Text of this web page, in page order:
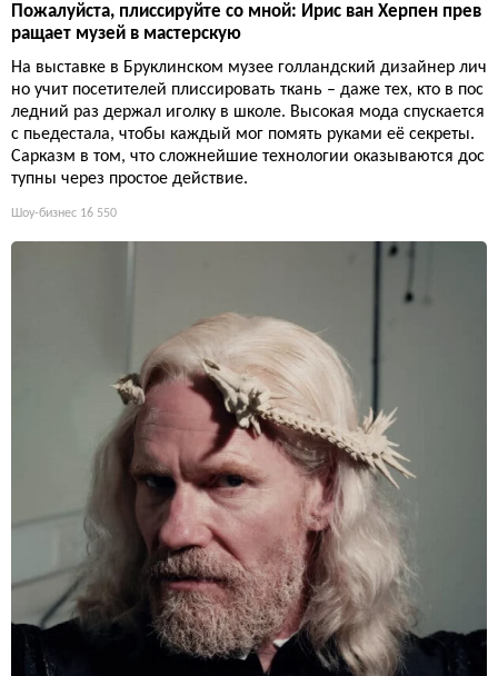
Пожалуйста, плиссируйте со мной: Ирис ван Херпен прев
ращает музей в мастерскую
На выставке в Бруклинском музее голландский дизайнер лич
но учит посетителей плиссировать ткань – даже тех, кто в пос
ледний раз держал иголку в школе. Высокая мода спускается
с пьедестала, чтобы каждый мог помять руками её секреты.
Сарказм в том, что сложнейшие технологии оказываются дос
тупны через простое действие.
Шоу-бизнес 16 550